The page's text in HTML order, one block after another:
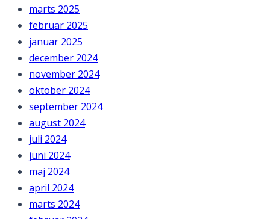
marts 2025
februar 2025
januar 2025
december 2024
november 2024
oktober 2024
september 2024
august 2024
juli 2024
juni 2024
maj 2024
april 2024
marts 2024